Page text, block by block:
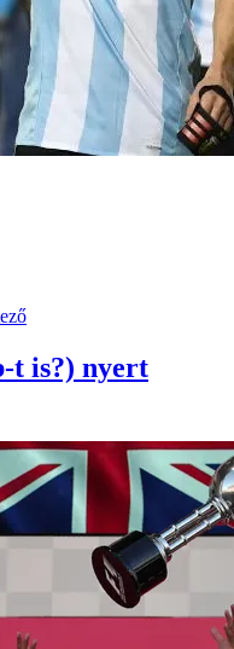
t is?) nyert